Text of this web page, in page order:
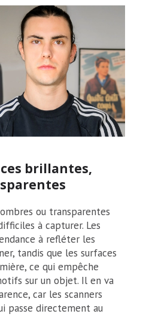
brillantes,
ou transparentes
à capturer. Les
à refléter les
tandis que les surfaces
ce qui empêche
sur un objet. Il en va
car les scanners
passe directement au